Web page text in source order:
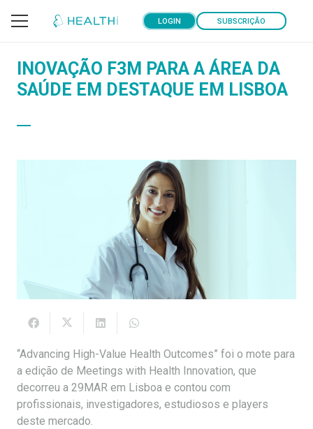
LOGIN SUBSCRIÇÃO
INOVAÇÃO F3M PARA A ÁREA DA
SAÚDE EM DESTAQUE EM LISBOA
“Advancing High-Value Health Outcomes” foi o mote para
a edição de Meetings with Health Innovation, que
decorreu a 29MAR em Lisboa e contou com
profissionais, investigadores, estudiosos e players
deste mercado.